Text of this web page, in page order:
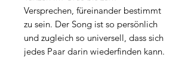
Versprechen, füreinander bestimmt
zu sein. Der Song ist so persönlich
und zugleich so universell, dass sich
jedes Paar darin wiederfinden kann.